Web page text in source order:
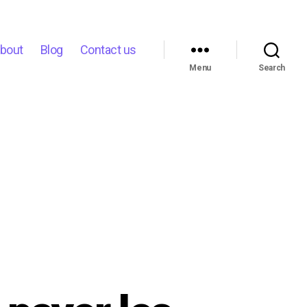
Blog Contact us
Menu Search